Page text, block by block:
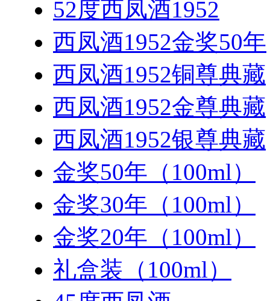
52度西凤酒1952
西凤酒1952金奖50年
西凤酒1952铜尊典藏
西凤酒1952金尊典藏
西凤酒1952银尊典藏
金奖50年（100ml）
金奖30年（100ml）
金奖20年（100ml）
礼盒装（100ml）